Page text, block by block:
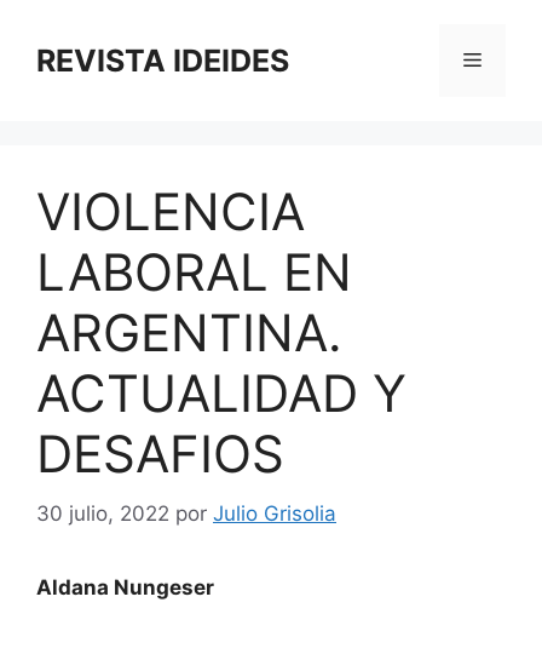
contenido
REVISTA IDEIDES Menú
VIOLENCIA
LABORAL EN
ARGENTINA.
ACTUALIDAD Y
DESAFIOS
30 julio, 2022 por Julio Grisolia
Aldana Nungeser